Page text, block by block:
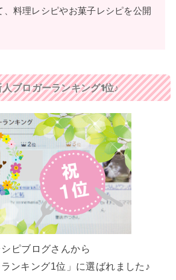
、料理レシピやお菓子レシピを公開
ブロガーランキング1位♪
シピブログさんから
ランキング1位」に選ばれました♪